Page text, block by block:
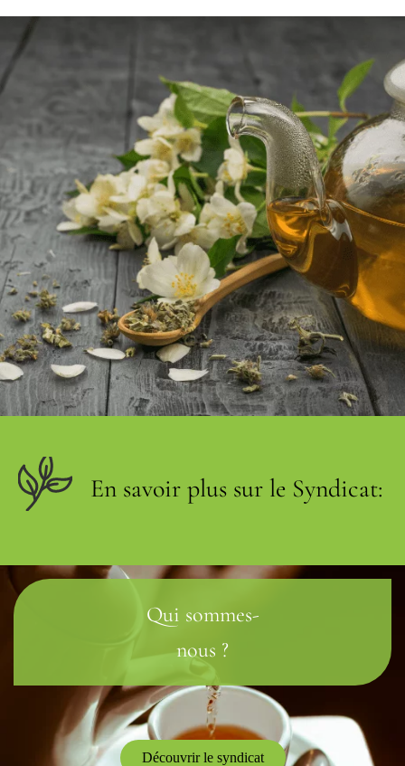
En savoir plus sur le Syndicat:
Qui sommes-
nous ?
Découvrir le syndicat